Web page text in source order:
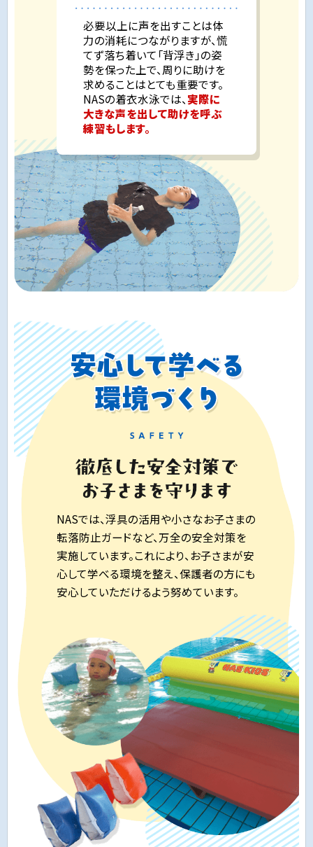
必要以上に声を出すことは体
力の消耗につながりますが、慌
てず落ち着いて「背浮き」の姿
勢を保った上で、周りに助けを
求めることはとても重要です。
NASの着衣水泳では、 実際に
大きな声を出して助けを呼ぶ
練習もします。
NASでは、浮具の活用や小さなお子さまの
転落防止ガードなど、万全の安全対策を
実施しています。これにより、お子さまが安
心して学べる環境を整え、保護者の方にも
安心していただけるよう努めています。